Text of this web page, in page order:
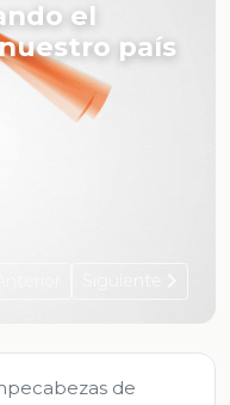
el
país
de